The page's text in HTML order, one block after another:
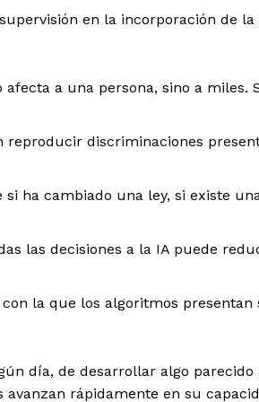
en la incorporación de
a una persona, sino a miles.
discriminaciones
ha cambiado una ley, si existe
las decisiones a la IA puede
la que los algoritmos presentan
día, de desarrollar algo
rápidamente en su